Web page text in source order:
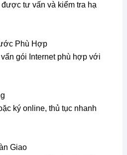
tư vấn và kiểm tra hạ
Phù Hợp
gói Internet phù hợp với
ký online, thủ tục nhanh
Giao